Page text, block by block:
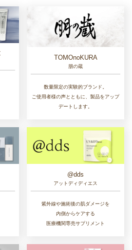
PLUS RESTORE
プラスリストア
成功へ導くスキンケア
CollageRepair
コラージュリペア
高機能性・低刺激性の
プルーファ エラスリフト